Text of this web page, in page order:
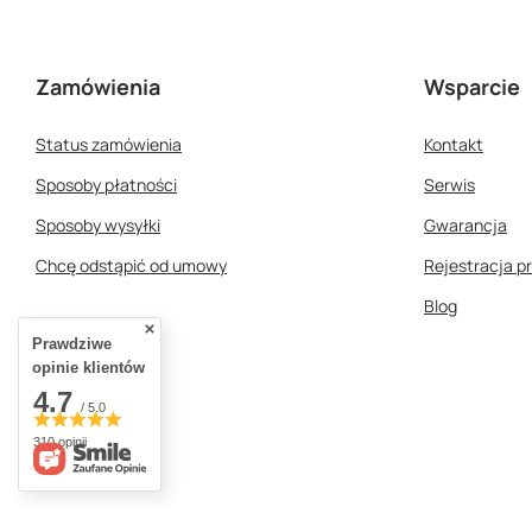
dla miłośników
czym jest Power Kits i
zainteresować.
Zamówienia
Status zamówienia
Sposoby płatności
Sposoby wysyłki
Chcę odstąpić od umowy
Wsparcie
Kontakt
Serwis
Gwarancja
Rejestracja
Blog
Prawdziwe
opinie klientów
4.7 / 5.0
310 opinii